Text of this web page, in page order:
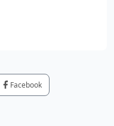
Facebook